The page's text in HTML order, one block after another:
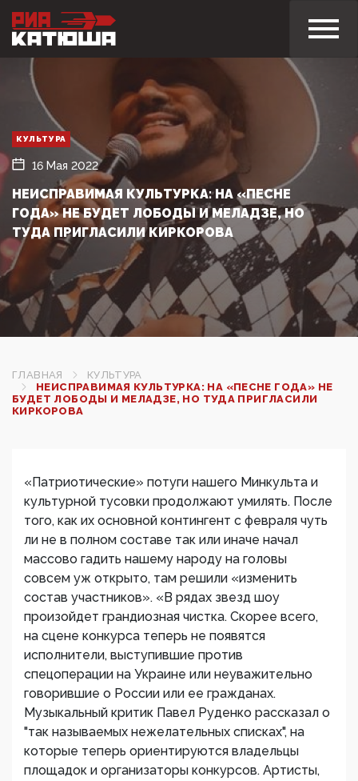
КУЛЬТУРА
16 Мая 2022
НЕИСПРАВИМАЯ КУЛЬТУРКА: НА «ПЕСНЕ
ГОДА» НЕ БУДЕТ ЛОБОДЫ И МЕЛАДЗЕ, НО
ТУДА ПРИГЛАСИЛИ КИРКОРОВА
ГЛАВНАЯ
КУЛЬТУРА
НЕИСПРАВИМАЯ КУЛЬТУРКА: НА «ПЕСНЕ ГОДА» НЕ
БУДЕТ ЛОБОДЫ И МЕЛАДЗЕ, НО ТУДА ПРИГЛАСИЛИ
КИРКОРОВА
«Патриотические» потуги нашего Минкульта и
культурной тусовки продолжают умилять. После
того, как их основной контингент с февраля чуть
ли не в полном составе так или иначе начал
массово гадить нашему народу на головы
совсем уж открыто, там решили «изменить
состав участников». «В рядах звезд шоу
произойдет грандиозная чистка. Скорее всего,
на сцене конкурса теперь не появятся
исполнители, выступившие против
спецоперации на Украине или неуважительно
говорившие о России или ее гражданах.
Музыкальный критик Павел Руденко рассказал о
"так называемых нежелательных списках", на
которые теперь ориентируются владельцы
площадок и организаторы конкурсов. Артисты,